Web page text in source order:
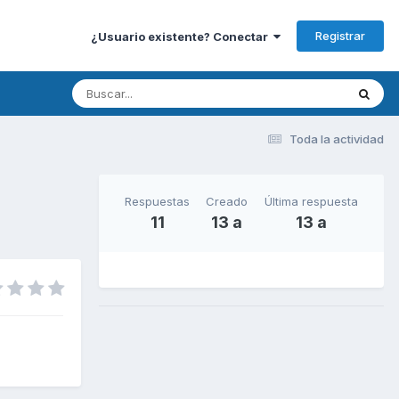
¿Usuario existente? Conectar Registrar
Toda la actividad
Respuestas
11
Creado
13 a
Última respuesta
13 a